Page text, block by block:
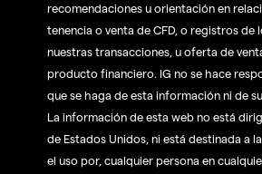
recomendaciones u orientación en
tenencia o venta de CFD, o registros de
nuestras transacciones, u oferta de
producto financiero. IG no se hace
que se haga de esta información ni de
La información de esta web no está
de Estados Unidos, ni está destinada a
el uso por, cualquier persona en